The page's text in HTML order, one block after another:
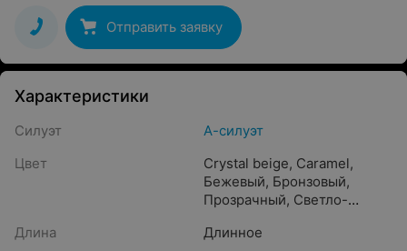
Отправить заявку
Характеристики
Силуэт
А-силуэт
Цвет
Crystal beige, Caramel,
Бежевый, Бронзовый,
Прозрачный, Светло-
Айвори,Пудра
Длина Длинное